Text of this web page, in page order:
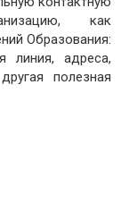
как
Образования:
линия, адреса,
полезная